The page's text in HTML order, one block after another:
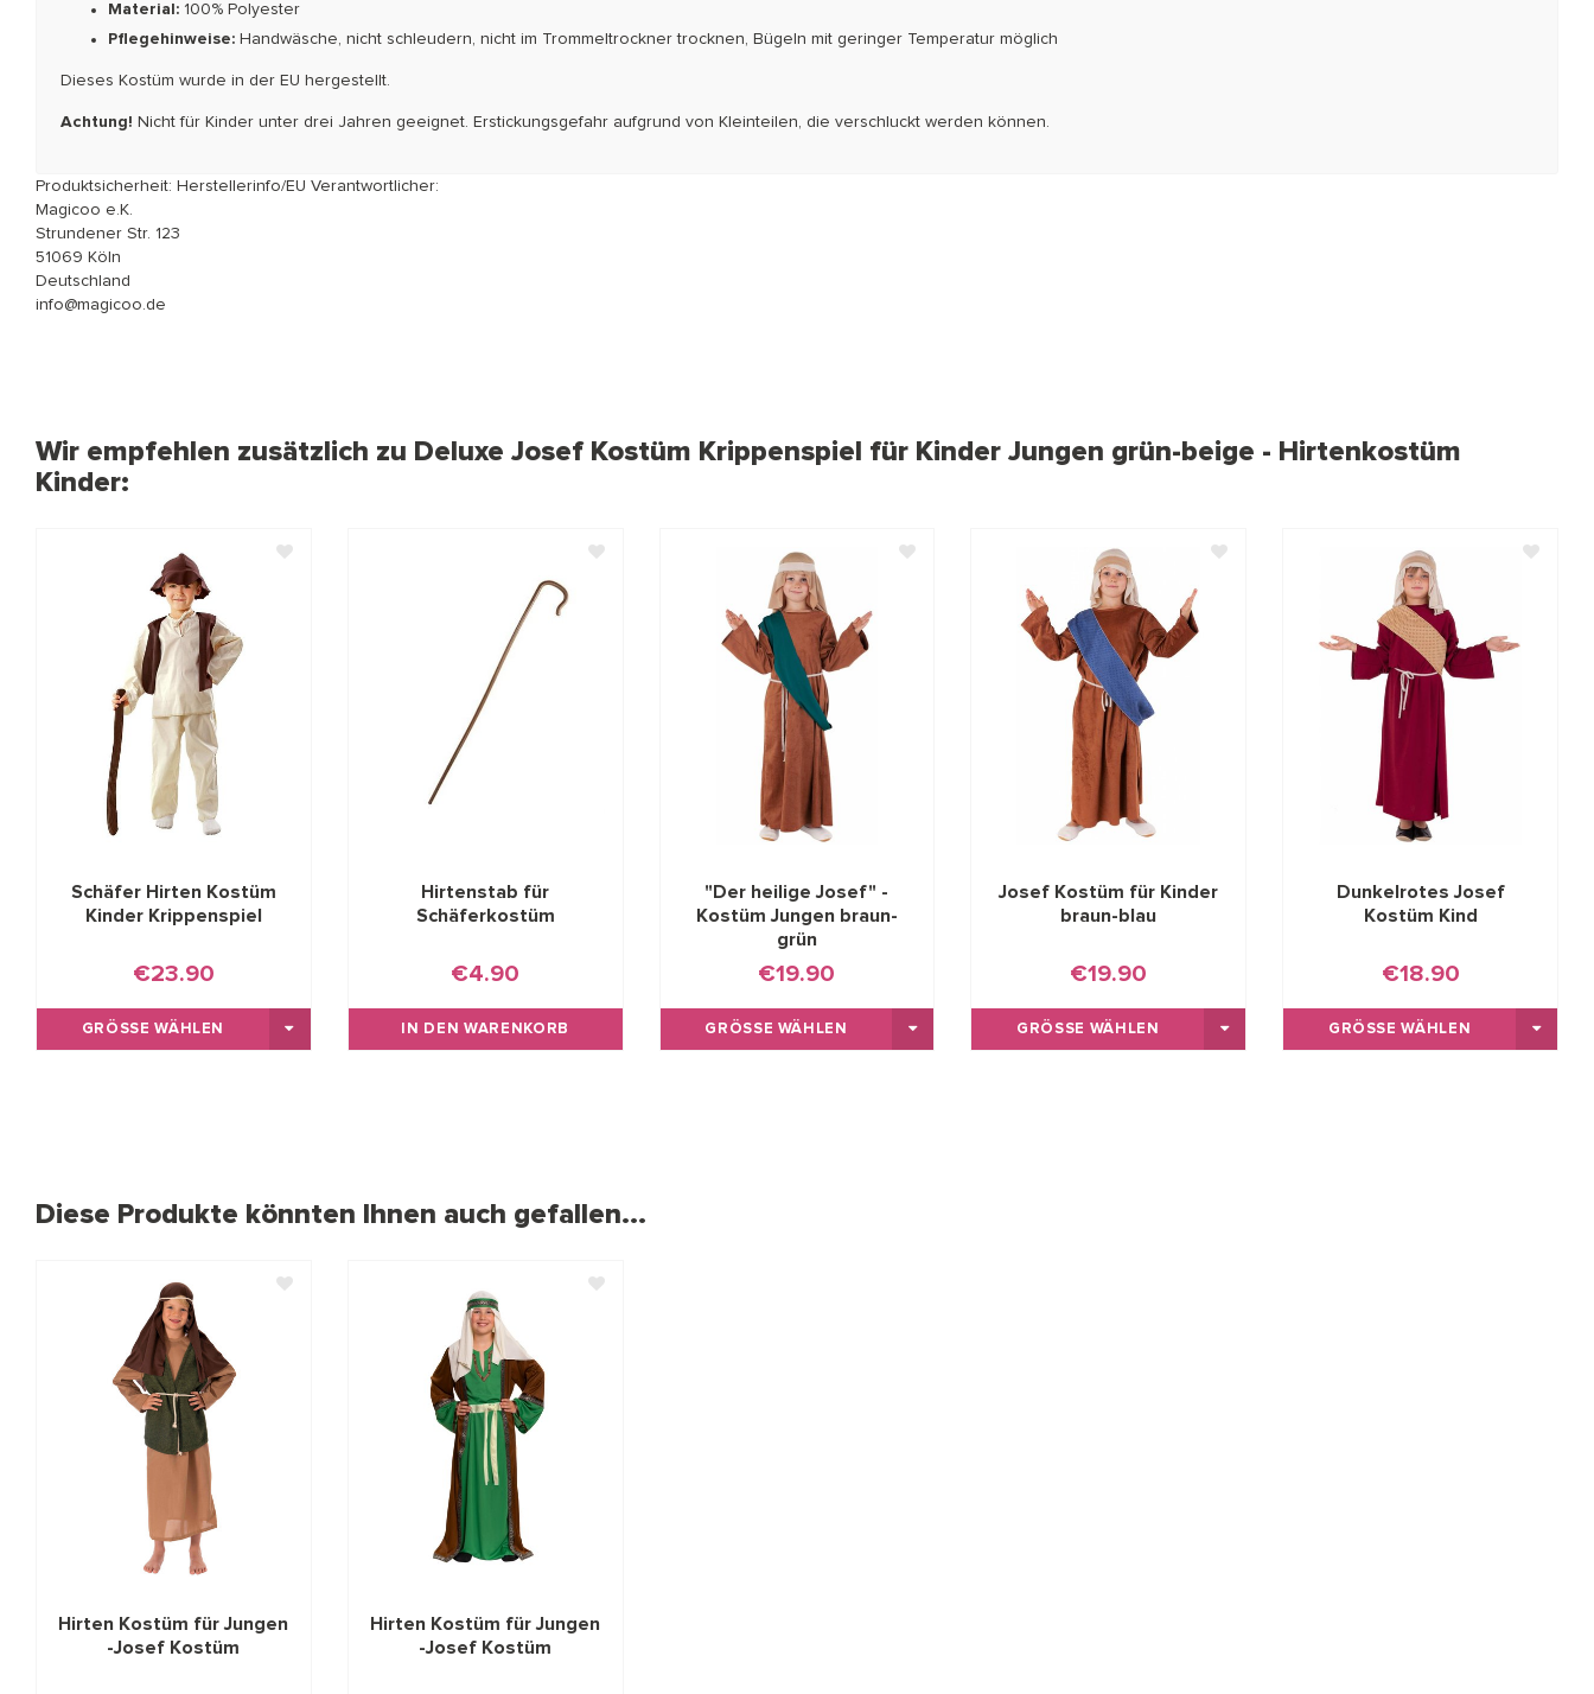
Material: 100% Polyester
Pflegehinweise: Handwäsche, nicht schleudern, nicht im Trommeltrockner trocknen, Bügeln mit geringer Temperatur möglich
Dieses Kostüm wurde in der EU hergestellt.
Achtung! Nicht für Kinder unter drei Jahren geeignet. Erstickungsgefahr aufgrund von Kleinteilen, die verschluckt werden können.
Produktsicherheit: Herstellerinfo/EU Verantwortlicher:
Magicoo e.K.
Strundener Str. 123
51069 Köln
Deutschland
info@magicoo.de
Wir empfehlen zusätzlich zu Deluxe Josef Kostüm Krippenspiel für Kinder Jungen grün-beige - Hirtenkostüm
Kinder:
Schäfer Hirten Kostüm
Kinder Krippenspiel
€23.90
GRÖSSE WÄHLEN
Hirtenstab für
Schäferkostüm
€4.90
IN DEN WARENKORB
"Der heilige Josef" -
Kostüm Jungen braun-
grün
€19.90
GRÖSSE WÄHLEN
Josef Kostüm für Kinder
braun-blau
€19.90
GRÖSSE WÄHLEN
Dunkelrotes Josef
Kostüm Kind
€18.90
GRÖSSE WÄHLEN
Diese Produkte könnten Ihnen auch gefallen...
Hirten Kostüm für Jungen
-Josef Kostüm
Hirten Kostüm für Jungen
-Josef Kostüm